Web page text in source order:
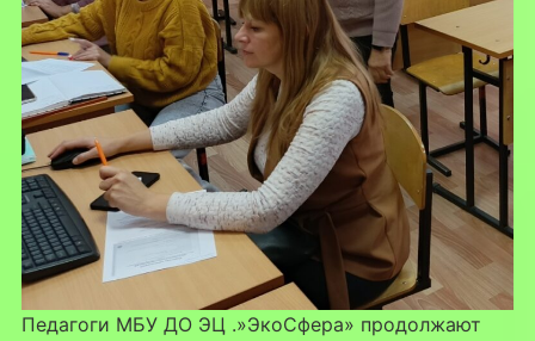
Педагоги МБУ ДО ЭЦ .»ЭкоСфера» продолжают